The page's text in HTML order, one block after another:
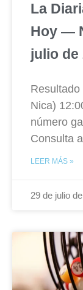
La
Hoy —
julio de
Nica)
número
Consulta
LEER MÁS »
29 de julio